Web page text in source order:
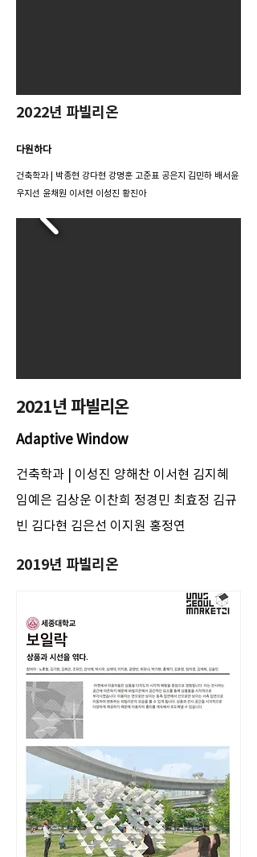
2022년 파빌리온
다원하다
​건축학과 | 박종현 강다현 강명훈 고준표 공은지 김민하 배서윤
우지선 윤채원 이서현 이성진 황진아
2021년 파빌리온
Adaptive Window
​건축학과 | 이성진 양해찬 이서현 김지혜
임예은 김상운 이찬희 정경민 최효정 김규
빈 김다현 김은선 이지원 홍정연
2019년 파빌리온